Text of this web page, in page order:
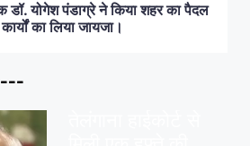
डॉ. योगेश पंडाग्रे ने किया शहर का पैदल
का लिया जायजा।